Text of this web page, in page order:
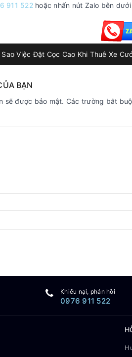
911 522hoặc nhấn nút Zalo bên
BẠN
sẽ được bảo mật. Các trường bắt
Khiếu nại, phản hồi
0976 911 522